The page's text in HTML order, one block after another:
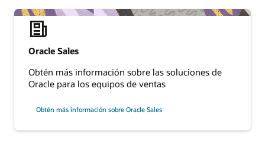
Oracle Sales
Obtén más información sobre las soluciones de
Oracle para los equipos de ventas
Obtén más información sobre Oracle Sales